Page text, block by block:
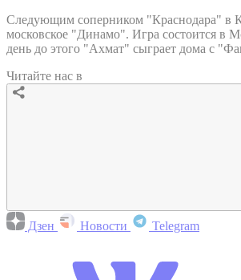
Следующим соперником "Краснодара" в
московское "Динамо". Игра состоится в
день до этого "Ахмат" сыграет дома с
Читайте нас в
Дзен Новости Telegram